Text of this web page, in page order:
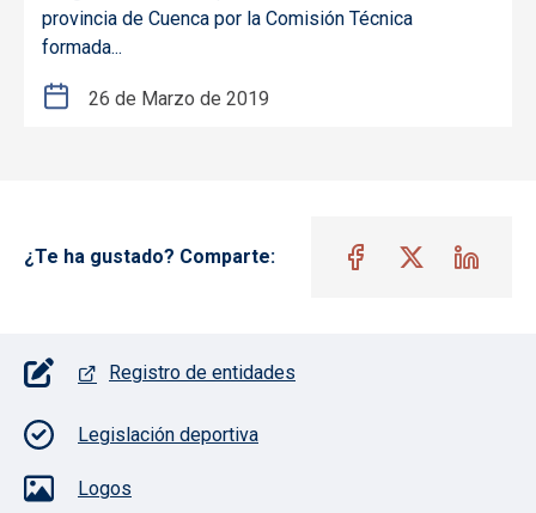
provincia de Cuenca por la Comisión Técnica
formada...
26 de Marzo de 2019
¿Te ha gustado? Comparte:
Pie de página con iconos
Registro de entidades
Legislación deportiva
Logos